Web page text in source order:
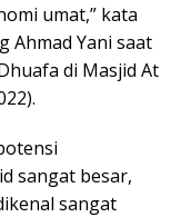
umat,” kata
Ahmad Yani saat
di Masjid At
sangat besar,
sangat